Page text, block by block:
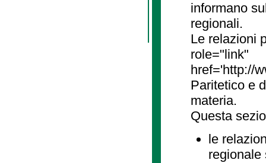
informano
regionali.
Le relazioni
role="link"
href='http://
Paritetico e
materia.
Questa
le
regionale